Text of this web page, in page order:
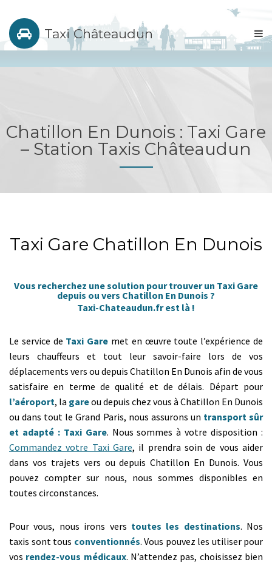
Taxi Châteaudun
Chatillon En Dunois : Taxi Gare
– Station Taxis Châteaudun
Taxi Gare Chatillon En Dunois
Vous recherchez une solution pour trouver un Taxi Gare
depuis ou vers Chatillon En Dunois ?
Taxi-Chateaudun.fr est là !
Le service de Taxi Gare met en œuvre toute l’expérience de
leurs chauffeurs et tout leur savoir-faire lors de vos
déplacements vers ou depuis Chatillon En Dunois afin de vous
satisfaire en terme de qualité et de délais. Départ pour
l’aéroport, la gareou depuis chez vous à Chatillon En Dunois
ou dans tout le Grand Paris, nous assurons un transport sûr
et adapté : Taxi Gare. Nous sommes à votre disposition :
Commandez votre Taxi Gare, il prendra soin de vous aider
dans vos trajets vers ou depuis Chatillon En Dunois. Vous
pouvez compter sur nous, nous sommes disponibles en
toutes circonstances.
Pour vous, nous irons vers toutes les destinations. Nos
taxis sont tous conventionnés. Vous pouvez les utiliser pour
vos rendez-vous médicaux. N’attendez pas, choisissez bien